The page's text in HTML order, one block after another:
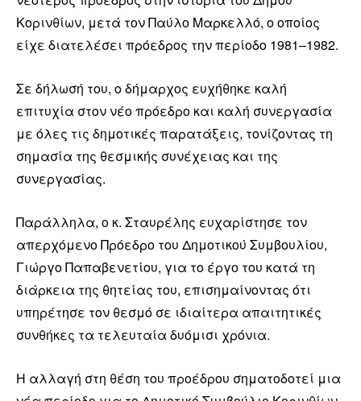
Κορινθίων, μετά τον Παύλο Μαρκελλό, ο οποίος
είχε διατελέσει πρόεδρος την περίοδο 1981–1982.
Σε δήλωσή του, ο δήμαρχος ευχήθηκε καλή
επιτυχία στον νέο πρόεδρο και καλή συνεργασία
με όλες τις δημοτικές παρατάξεις, τονίζοντας τη
σημασία της θεσμικής συνέχειας και της
συνεργασίας.
Παράλληλα, ο κ. Σταυρέλης ευχαρίστησε τον
απερχόμενο Πρόεδρο του Δημοτικού Συμβουλίου,
Γιώργο Παπαβενετίου, για το έργο του κατά τη
διάρκεια της θητείας του, επισημαίνοντας ότι
υπηρέτησε τον θεσμό σε ιδιαίτερα απαιτητικές
συνθήκες τα τελευταία δυόμισι χρόνια.
Η αλλαγή στη θέση του προέδρου σηματοδοτεί μια